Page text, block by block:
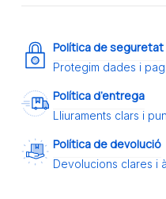
Política de seguretat
Protegim dades i
Política d’entrega
Lliuraments clars i
Política de devolució
Devolucions clares i